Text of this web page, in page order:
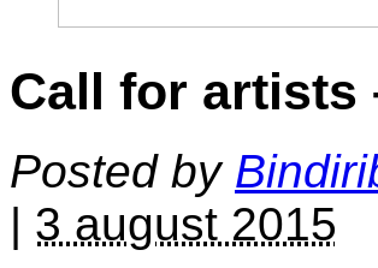
Call for artists
Posted by
| 3 august 2015